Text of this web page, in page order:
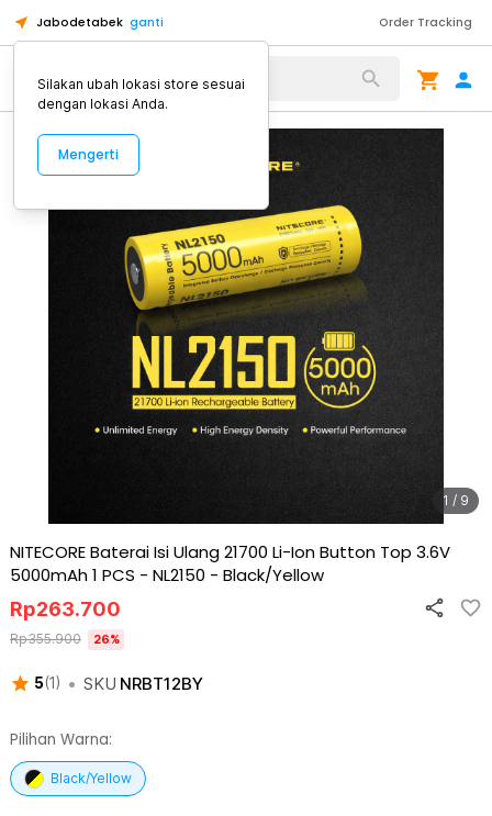
Jabodetabek ganti Order Tracking
Alat Kopi
1 / 9
NITECORE Baterai Isi Ulang 21700 Li-Ion Button Top 3.6V
5000mAh 1 PCS - NL2150 - Black/Yellow
5(1 ) • SKU NRBT12BY
Rp263.700
Rp355.900 26%
Pilihan Warna:
Black/Yellow
Silakan ubah lokasi store sesuai
dengan lokasi Anda.
Mengerti